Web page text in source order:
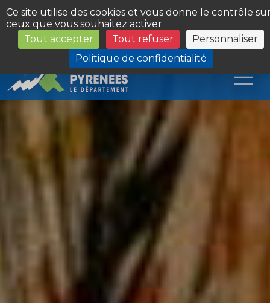
Panneau de gestion des cookies
Ce site utilise des cookies et vous donne le contrôle
ceux que vous souhaitez activer
Tout accepter
Tout refuser
Personnaliser
Politique de confidentialité
Les Sites du Département